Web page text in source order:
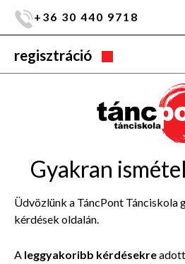
+36 30 440 9718
regisztráció
Gyakran
Üdvözlünk a TáncPont Tánciskola
kérdések oldalán.
A leggyakoribb kérdésekre